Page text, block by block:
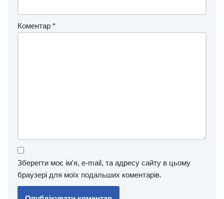
Коментар *
Зберегти моє ім'я, e-mail, та адресу сайту в цьому
браузері для моїх подальших коментарів.